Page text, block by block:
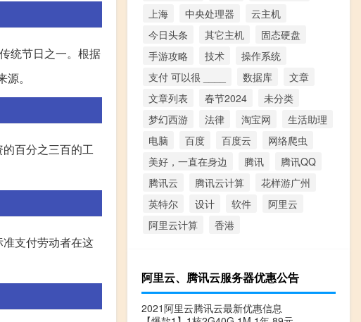
统节日之一。根据
。
百分之三百的工
支付劳动者在这
上海
中央处理器
云主机
今日头条
其它主机
固态硬盘
手游攻略
技术
操作系统
支付 可以很 ____
数据库
文章
文章列表
春节2024
未分类
梦幻西游
法律 淘宝网
生活助理
电脑
百度 百度云
网络爬虫
美好，一直在身边
腾讯
腾讯QQ
腾讯云
腾讯云计算
花样游广州
英特尔
设计 软件
阿里云
阿里云计算
香港
阿里云、腾讯云服务器优惠公告
2021阿里云腾讯云最新优惠信息